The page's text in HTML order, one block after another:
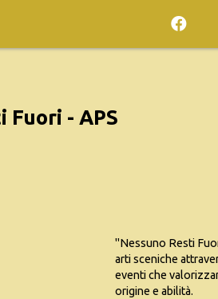
Fuori - APS
"Nessuno Resti
arti sceniche
eventi che
origine e abilità.